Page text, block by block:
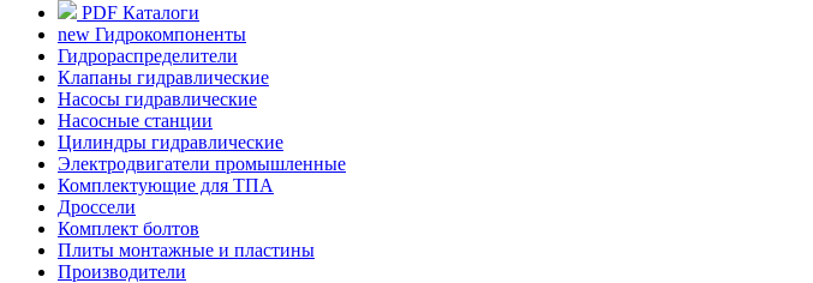
PDF Каталоги
new Гидрокомпоненты
Гидрораспределители
Клапаны гидравлические
Насосы гидравлические
Насосные станции
Цилиндры гидравлические
Электродвигатели промышленные
Комплектующие для ТПА
Дроссели
Комплект болтов
Плиты монтажные и пластины
Производители